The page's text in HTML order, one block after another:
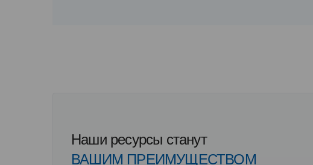
Наши ресурсы станут
ВАШИМ ПРЕИМУЩЕСТВОМ